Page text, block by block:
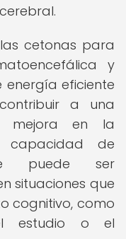
cetonas para
y
eficiente
a una
mejora en la
de
puede ser
situaciones que
cognitivo, como
estudio o el